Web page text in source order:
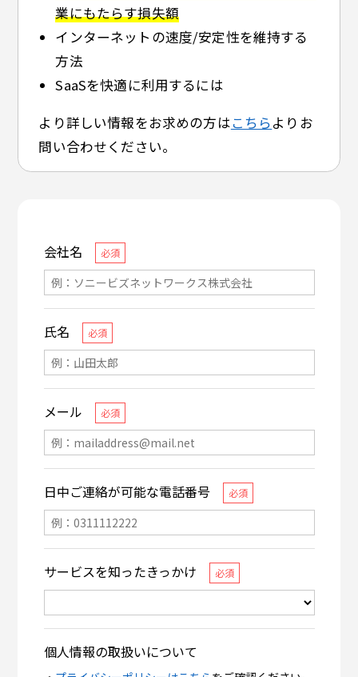
業にもたらす損失額
インターネットの速度/安定性を維持する
方法
SaaSを快適に利用するには
より詳しい情報をお求めの方はこちらよりお
問い合わせください。